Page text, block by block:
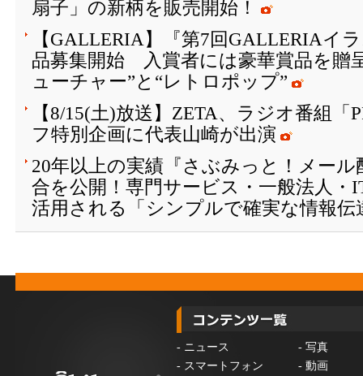
扇子」の新柄を販売開始！
【GALLERIA】『第7回GALLERIAイ
品募集開始 入賞者には豪華賞品を
ューチャー”と“レトロポップ”
【8/15(土)放送】ZETA、ラジオ番組「
フ特別企画に代表山崎が出演
20年以上の実績『さぶみっと！メール
合を公開！専門サービス・一般法人・
活用される「シンプルで確実な情報伝
- ニュース - 写真
- スマートフォン - 動画